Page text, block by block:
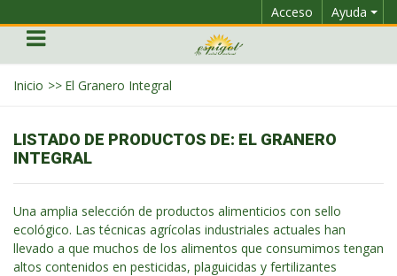
Ayuda
Acceso
Inicio >> El Granero Integral
LISTADO DE PRODUCTOS DE: EL GRANERO
INTEGRAL
Una amplia selección de productos alimenticios con sello
ecológico. Las técnicas agrícolas industriales actuales han
llevado a que muchos de los alimentos que consumimos tengan
altos contenidos en pesticidas, plaguicidas y fertilizantes